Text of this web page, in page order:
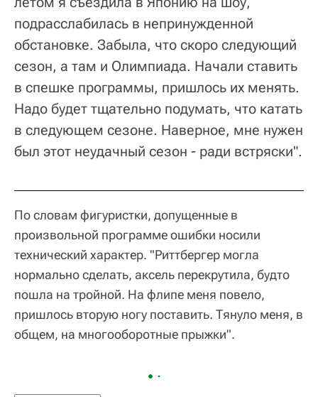
подрасслабилась в непринужденной
обстановке. Забыла, что скоро следующий
сезон, а там и Олимпиада. Начали ставить
в спешке программы, пришлось их менять.
Надо будет тщательно подумать, что катать
в следующем сезоне. Наверное, мне нужен
был этот неудачный сезон - ради встряски".
По словам фигуристки, допущенные в
произвольной программе ошибки носили
технический характер. "Риттбергер могла
нормально сделать, аксель перекрутила, будто
пошла на тройной. На флипе меня повело,
пришлось вторую ногу поставить. Тянуло меня, в
общем, на многооборотные прыжки".